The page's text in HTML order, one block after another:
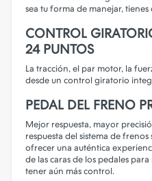
sea tu forma de manejar,
CONTROL
24 PUNTOS
La tracción, el par motor, la
desde un control giratorio
PEDAL DEL FRENO
Mejor respuesta, mayor
respuesta del sistema de
ofrecer una auténtica
de las caras de los pedales
tener aún más control.